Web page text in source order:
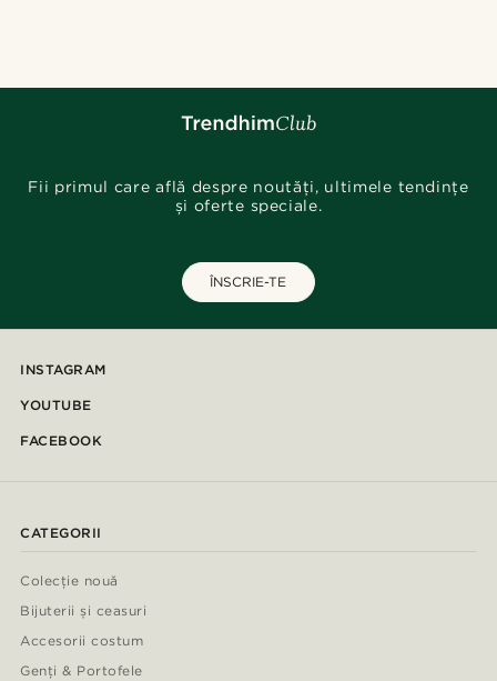
Fii primul care află despre noutăți, ultimele tendințe
și oferte speciale.
ÎNSCRIE-TE
INSTAGRAM
YOUTUBE
FACEBOOK
CATEGORII
Colecție nouă
Bijuterii și ceasuri
Accesorii costum
Genți & Portofele